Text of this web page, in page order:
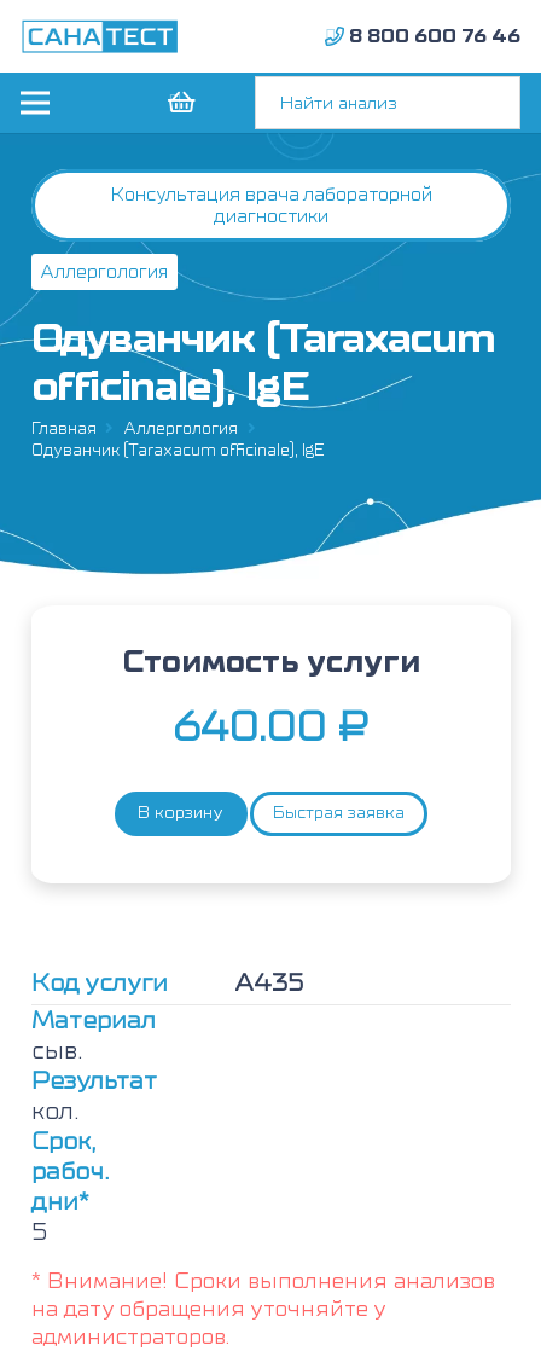
8 800 600 76 46
Консультация врача лабораторной
диагностики
Аллергология
Одуванчик (Taraxacum
officinale), IgE
Главная
Аллергология
Одуванчик (Taraxacum officinale), IgE
Код услуги
А435
Материал
сыв.
Результат
кол.
Срок,
рабоч.
дни*
5
* Внимание! Сроки выполнения анализов
на дату обращения уточняйте у
администраторов.
Стоимость услуги
640.00 ₽
Количество
В корзину Быстрая заявка